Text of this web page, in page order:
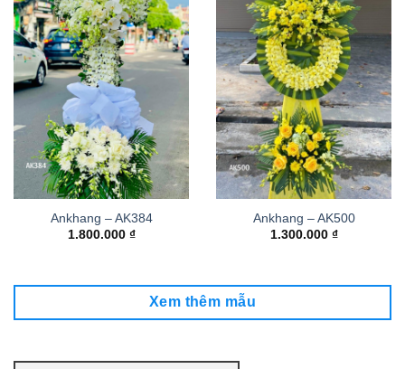
Ankhang – AK384
1.800.000 ₫
Ankhang – AK500
1.300.000 ₫
Xem thêm mẫu